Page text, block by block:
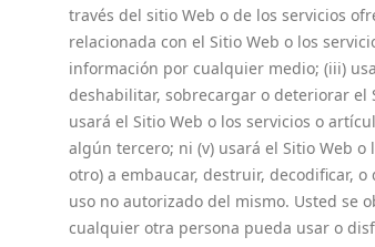
través del sitio Web o de los servicios
relacionada con el Sitio Web o los
información por cualquier medio; (iii)
deshabilitar, sobrecargar o deteriorar el
usará el Sitio Web o los servicios o
algún tercero; ni (v) usará el Sitio Web
otro) a embaucar, destruir, decodificar,
uso no autorizado del mismo. Usted se
cualquier otra persona pueda usar o